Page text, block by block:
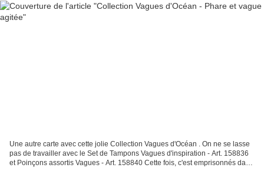
Une autre carte avec cette jolie Collection Vagues d'Océan . On ne se lasse
pas de travailler avec le Set de Tampons Vagues d'inspiration - Art. 158836
et Poinçons assortis Vagues - Art. 158840 Cette fois, c'est emprisonnés dans